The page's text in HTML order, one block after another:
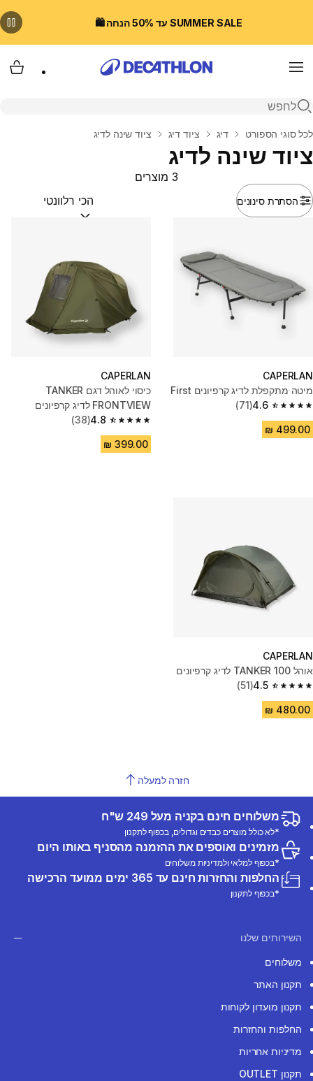
SUMMER SALE עד 50% הנחה 🛍️
Menu
פתיחת חיפוש
בית
לכל סוגי הספורט דיג ציוד דיג ציוד שינה לדיג
ציוד שינה לדיג
הסתרת סינונים
3 מוצרים
מיין לפי:(optional)
CAPERLAN
מיטה מתקפלת לדיג קרפיונים First
4.6
4.6 out of 5 stars from 71 reviews
(71)
CAPERLAN
כיסוי לאוהל דגם TANKER
FRONTVIEW לדיג קרפיונים
4.8
4.8 out of 5 stars from 38 reviews
(38)
CAPERLAN
אוהל TANKER 100 לדיג קרפיונים
4.5
4.5 out of 5 stars from 51 reviews
(51)
חזרה למעלה
משלוחים חינם בקניה מעל 249 ש"ח
*לא כולל מוצרים כבדים וגדולים, בכפוף לתקנון
מזמינים ואוספים את ההזמנה מהסניף באותו היום
*בכפוף למלאי ולמדיניות משלוחים
החלפות והחזרות חינם עד 365 ימים ממועד הרכישה
*בכפוף לתקנון
השירותים שלנו
משלוחים
תקנון האתר
תקנון מועדון לקוחות
החלפות והחזרות
מדיניות אחריות
תקנון OUTLET